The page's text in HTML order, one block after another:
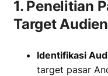
1. Penelitian
Target
Identifikasi
target pasar